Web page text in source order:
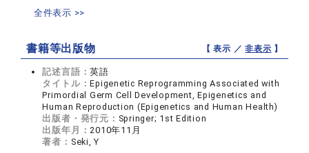
全件表示 >>
書籍等出版物 【 表示 ／非表示 】
記述言語：英語
タイトル：Epigenetic Reprogramming Associated with
Primordial Germ Cell Development, Epigenetics and
Human Reproduction (Epigenetics and Human Health)
出版者・発行元： Springer; 1st Edition
出版年月： 2010年11月
著者： Seki, Y